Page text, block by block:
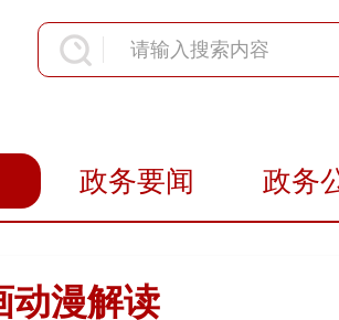
政务要闻
政务
动漫解读